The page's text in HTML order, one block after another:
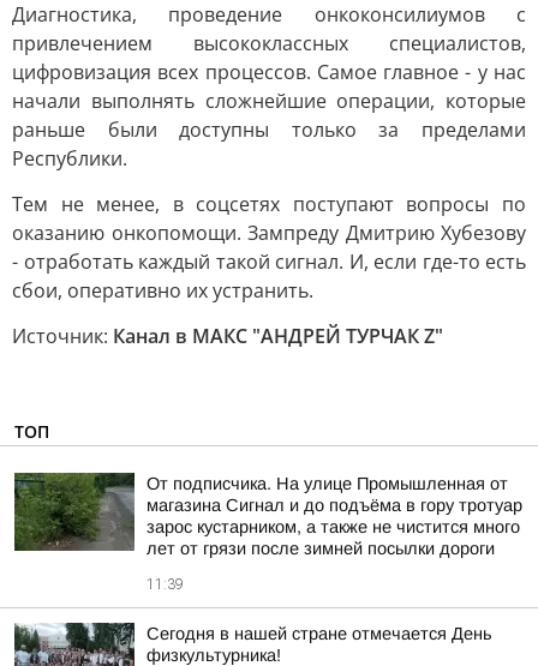
Диагностика, проведение онкоконсилиумов с
привлечением высококлассных специалистов,
цифровизация всех процессов. Самое главное - у нас
начали выполнять сложнейшие операции, которые
раньше были доступны только за пределами
Республики.
Тем не менее, в соцсетях поступают вопросы по
оказанию онкопомощи. Зампреду Дмитрию Хубезову
- отработать каждый такой сигнал. И, если где-то есть
сбои, оперативно их устранить.
Источник: Канал в МАКС "АНДРЕЙ ТУРЧАК Z"
ТОП
От подписчика. На улице Промышленная от
магазина Сигнал и до подъёма в гору тротуар
зарос кустарником, а также не чистится много
лет от грязи после зимней посылки дороги
11:39
Сегодня в нашей стране отмечается День
физкультурника!